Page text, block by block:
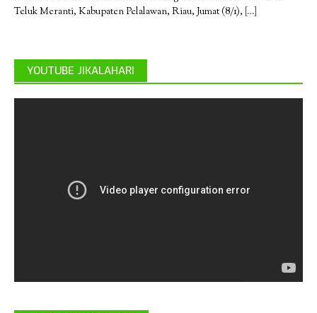
Teluk Meranti, Kabupaten Pelalawan, Riau, Jumat (8/1), […]
YOUTUBE JIKALAHARI